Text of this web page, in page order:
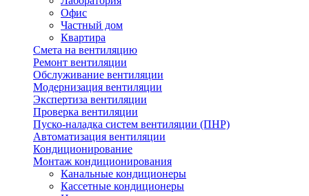
Офис
Частный дом
Квартира
Смета на вентиляцию
Ремонт вентиляции
Обслуживание вентиляции
Модернизация вентиляции
Экспертиза вентиляции
Проверка вентиляции
Пуско-наладка систем вентиляции (ПНР)
Автоматизация вентиляции
Кондиционирование
Монтаж кондиционирования
Канальные кондиционеры
Кассетные кондиционеры